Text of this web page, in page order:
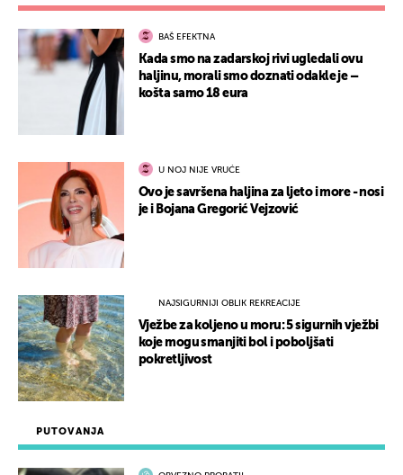
PUTOVANJA
BAŠ EFEKTNA
Kada smo na zadarskoj rivi ugledali ovu
haljinu, morali smo doznati odakle je –
košta samo 18 eura
U NOJ NIJE VRUĆE
Ovo je savršena haljina za ljeto i more - nosi
je i Bojana Gregorić Vejzović
NAJSIGURNIJI OBLIK REKREACIJE
Vježbe za koljeno u moru: 5 sigurnih vježbi
koje mogu smanjiti bol i poboljšati
pokretljivost